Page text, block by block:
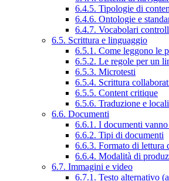
6.4.5. Tipologie di
6.4.6. Ontologie e
6.4.7. Vocabolari
6.5. Scrittura e linguaggio
6.5.1. Come leggono le
6.5.2. Le regole per un
6.5.3. Microtesti
6.5.4. Scrittura
6.5.5. Content critique
6.5.6. Traduzione e
6.6. Documenti
6.6.1. I documenti
6.6.2. Tipi di documenti
6.6.3. Formato di lettura
6.6.4. Modalità di
6.7. Immagini e video
6.7.1. Testo alternativo